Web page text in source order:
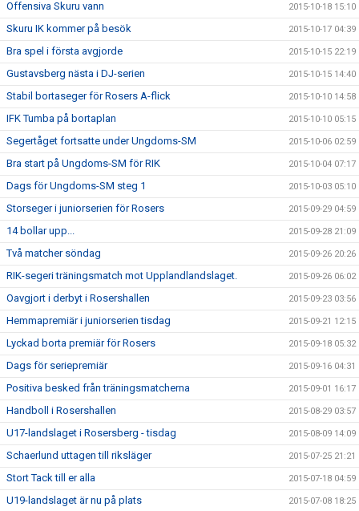
Offensiva Skuru vann 2015-10-18 15:10
Skuru IK kommer på besök 2015-10-17 04:39
Bra spel i första avgjorde 2015-10-15 22:19
Gustavsberg nästa i DJ-serien 2015-10-15 14:40
Stabil bortaseger för Rosers A-flick 2015-10-10 14:58
IFK Tumba på bortaplan 2015-10-10 05:15
Segertåget fortsatte under Ungdoms-SM 2015-10-06 02:59
Bra start på Ungdoms-SM för RIK 2015-10-04 07:17
Dags för Ungdoms-SM steg 1 2015-10-03 05:10
Storseger i juniorserien för Rosers 2015-09-29 04:59
14 bollar upp... 2015-09-28 21:09
Två matcher söndag 2015-09-26 20:26
RIK-segeri träningsmatch mot Upplandlandslaget. 2015-09-26 06:02
Oavgjort i derbyt i Rosershallen 2015-09-23 03:56
Hemmapremiär i juniorserien tisdag 2015-09-21 12:15
Lyckad borta premiär för Rosers 2015-09-18 05:32
Dags för seriepremiär 2015-09-16 04:31
Positiva besked från träningsmatcherna 2015-09-01 16:17
Handboll i Rosershallen 2015-08-29 03:57
U17-landslaget i Rosersberg - tisdag 2015-08-09 14:09
Schaerlund uttagen till riksläger 2015-07-25 21:21
Stort Tack till er alla 2015-07-18 04:59
U19-landslaget är nu på plats 2015-07-08 18:25